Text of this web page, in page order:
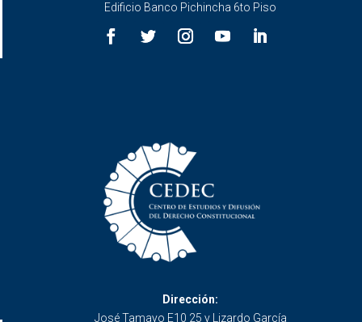
Edificio Banco Pichincha 6to Piso
Dirección:
José Tamayo E10 25 y Lizardo García